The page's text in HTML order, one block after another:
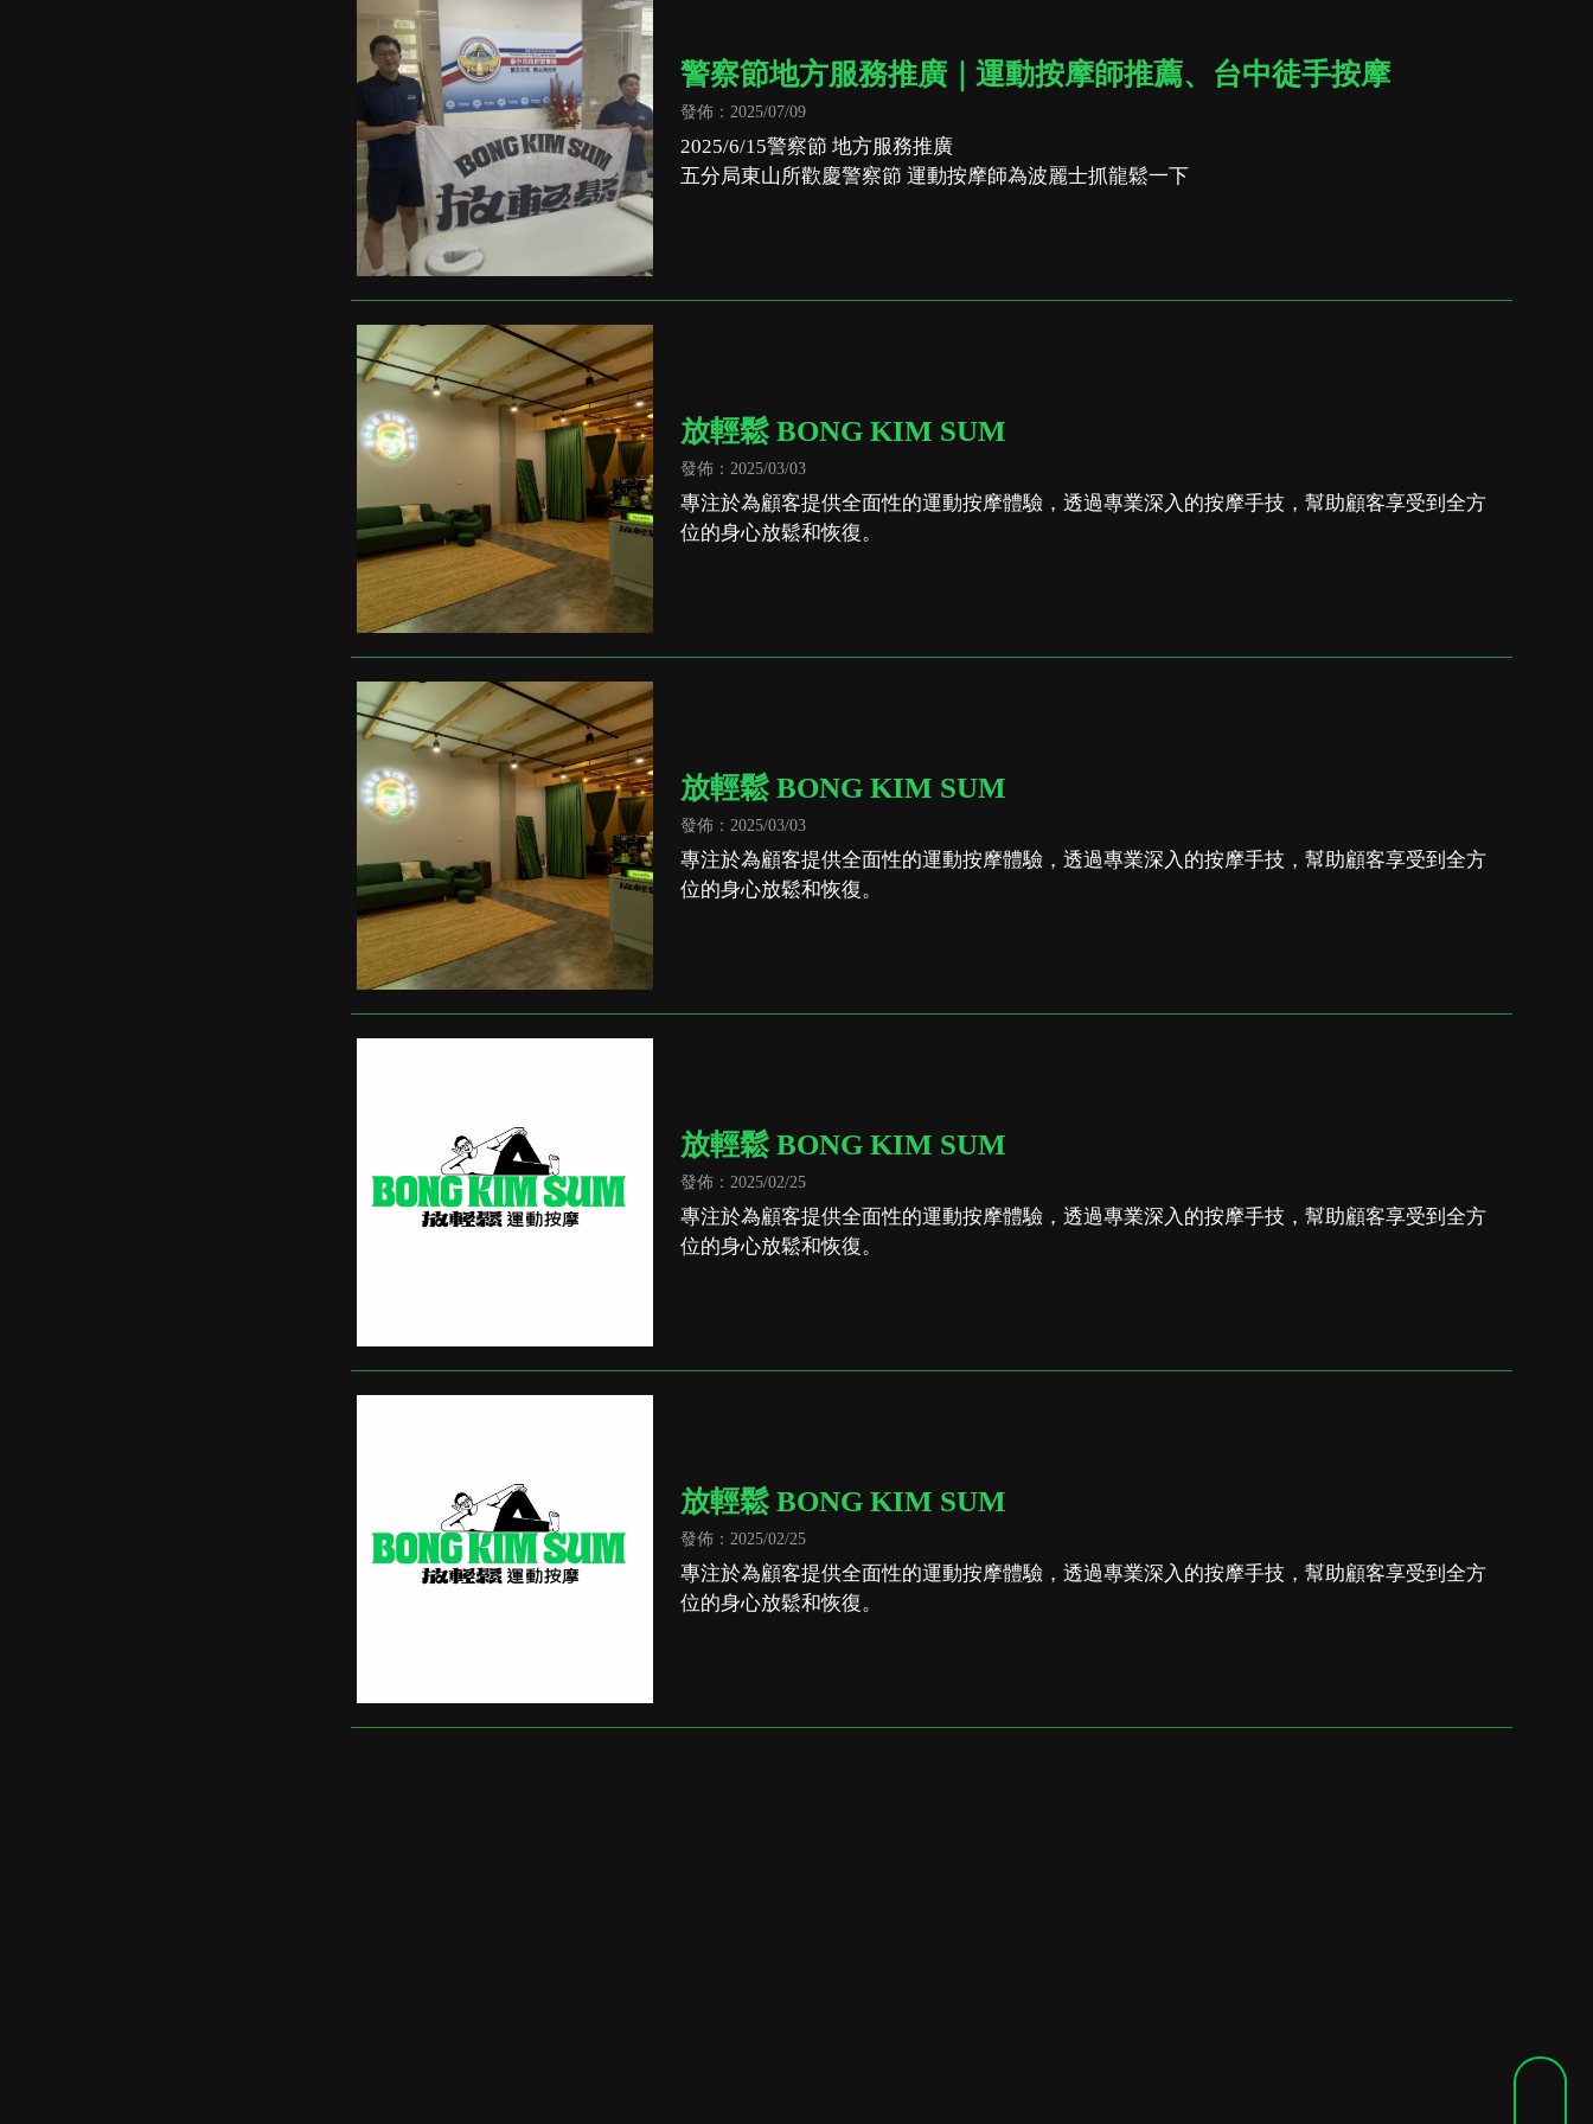
警察節地方服務推廣｜運動按摩師推薦、台中徒手按摩
發佈：2025/07/09
2025/6/15警察節 地方服務推廣
五分局東山所歡慶警察節 運動按摩師為波麗士抓龍鬆一下
放輕鬆 BONG KIM SUM
發佈：2025/03/03
專注於為顧客提供全面性的運動按摩體驗，透過專業深入的按摩手技，幫助顧客享受到全方
位的身心放鬆和恢復。
放輕鬆 BONG KIM SUM
發佈：2025/03/03
專注於為顧客提供全面性的運動按摩體驗，透過專業深入的按摩手技，幫助顧客享受到全方
位的身心放鬆和恢復。
放輕鬆 BONG KIM SUM
發佈：2025/02/25
專注於為顧客提供全面性的運動按摩體驗，透過專業深入的按摩手技，幫助顧客享受到全方
位的身心放鬆和恢復。
放輕鬆 BONG KIM SUM
發佈：2025/02/25
專注於為顧客提供全面性的運動按摩體驗，透過專業深入的按摩手技，幫助顧客享受到全方
位的身心放鬆和恢復。